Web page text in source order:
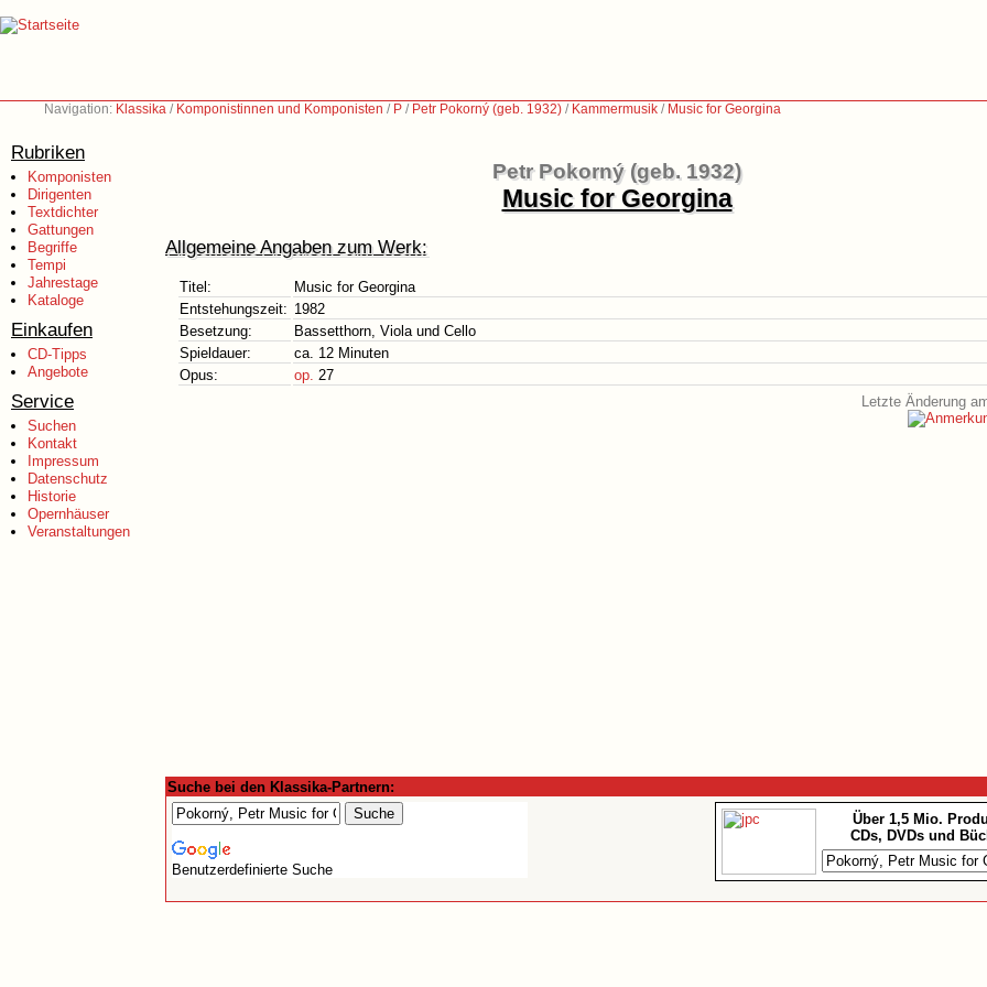
Navigation: Klassika / Komponistinnen und Komponisten / P / Petr Pokorný (geb. 1932) / Kammermusik / Music for Georgina
Rubriken
Komponisten
Dirigenten
Textdichter
Gattungen
Begriffe
Tempi
Jahrestage
Kataloge
Einkaufen
CD-Tipps
Angebote
Service
Suchen
Kontakt
Impressum
Datenschutz
Historie
Opernhäuser
Veranstaltungen
Petr Pokorný (geb. 1932)
Music for Georgina
Allgemeine Angaben zum Werk:
Titel:
Music for Georgina
Entstehungszeit: 1982
Besetzung:
Bassetthorn, Viola und Cello
Spieldauer:
ca. 12 Minuten
Opus:
op. 27
Letzte Änderung
Suche bei den Klassika-Partnern:
Benutzerdefinierte Suche
Über 1,5 Mio.
CDs, DVDs und